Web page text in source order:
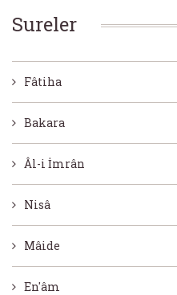
Sureler
Fâtiha
Bakara
Âl-i İmrân
Nisâ
Mâide
En'âm